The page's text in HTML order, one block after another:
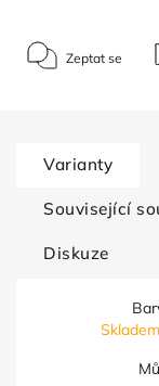
Zeptat se
Varianty
Související
Diskuze